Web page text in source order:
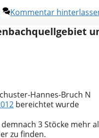
Kommentar
Hannes-Bruch N
bereichtet wurde
3 Stöcke mehr
zu finden.